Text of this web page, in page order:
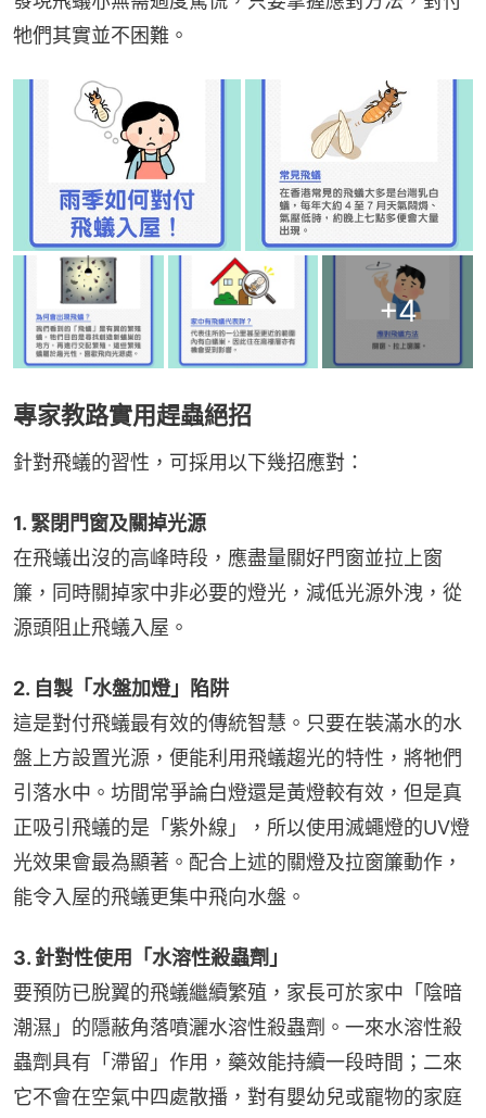
牠們其實並不困難。
+4
專家教路實用趕蟲絕招
針對飛蟻的習性，可採用以下幾招應對：
1. 緊閉門窗及關掉光源
在飛蟻出沒的高峰時段，應盡量關好門窗並拉上窗
簾，同時關掉家中非必要的燈光，減低光源外洩，從
源頭阻止飛蟻入屋。
2. 自製「水盤加燈」陷阱
這是對付飛蟻最有效的傳統智慧。只要在裝滿水的水
盤上方設置光源，便能利用飛蟻趨光的特性，將牠們
引落水中。坊間常爭論白燈還是黃燈較有效，但是真
正吸引飛蟻的是「紫外線」，所以使用滅蠅燈的UV燈
光效果會最為顯著。配合上述的關燈及拉窗簾動作，
能令入屋的飛蟻更集中飛向水盤。
3. 針對性使用「水溶性殺蟲劑」
要預防已脫翼的飛蟻繼續繁殖，家長可於家中「陰暗
潮濕」的隱蔽角落噴灑水溶性殺蟲劑。一來水溶性殺
蟲劑具有「滯留」作用，藥效能持續一段時間；二來
它不會在空氣中四處散播，對有嬰幼兒或寵物的家庭